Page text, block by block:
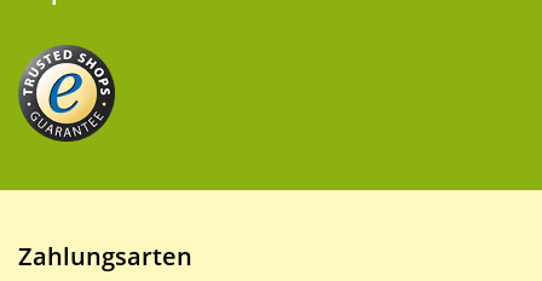
Zahlungsarten